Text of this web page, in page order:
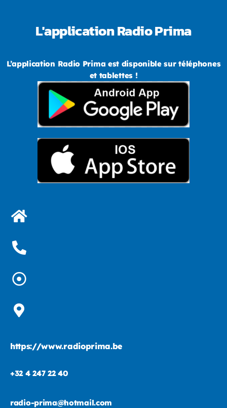
L'application Radio Prima
L’application Radio Prima est disponible sur téléphones
et tablettes !
https://www.radioprima.be
+32 4 247 22 40
radio-prima@hotmail.com